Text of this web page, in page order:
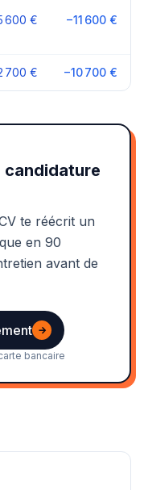
600 € −11 600 €
700 € −10 700 €
candidature
te réécrit un
en 90
avant de
→
bancaire